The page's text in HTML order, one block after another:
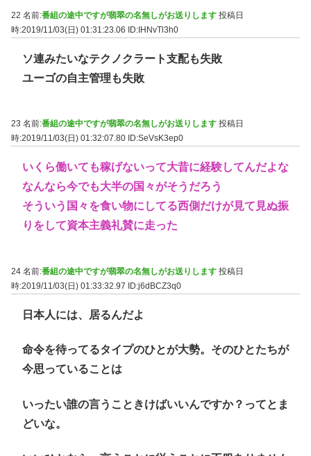
22 名前:番組の途中ですが翡翠の名無しがお送りします 投稿日
時:2019/11/03(日) 01:31:23.06 ID:IHNvTl3h0
ソ連みたいなテクノクラート支配も失敗
ユーゴの自主管理も失敗
23 名前:番組の途中ですが翡翠の名無しがお送りします 投稿日
時:2019/11/03(日) 01:32:07.80 ID:SeVsK3ep0
いくら働いても稼げないって大昔に経験してんだよな
なんなら今でも大半の国々がそうだろう
そういう国々を食い物にしてる西側だけが見て見ぬ振
りをして資本主義礼賛に走った
24 名前:番組の途中ですが翡翠の名無しがお送りします 投稿日
時:2019/11/03(日) 01:33:32.97
ID:j6dBCZ3q0
日本人には、居るんだよ
命令を待ってるタイプのひとが大勢。そのひとたちが
今思っていることは
いったい誰の言うこときけばいいんですか？ってとま
どいな。